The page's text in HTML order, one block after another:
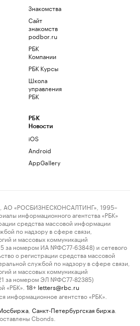
Знакомства
Сайт
знакомств
podbor.ru
РБК
Компании
РБК Курсы
Школа
управления
РБК
РБК
Новости
iOS
Android
AppGallery
«РОСБИЗНЕСКОНСАЛТИНГ», 1995–
информационного агентства «РБК»
средства массовой информации
по надзору в сфере связи,
и массовых коммуникаций
за номером ИА №ФС77-63848) и сетевого
о регистрации средства массовой
службой по надзору в сфере связи,
и массовых коммуникаций
за номером ЭЛ №ФС77-82385)
«РБК».
18+ letters@rbc.ru
информационное агентство «РБК».
Санкт-Петербургская биржа
Cbonds.